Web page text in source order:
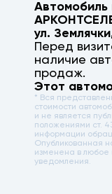
Автомобиль
ул.
Перед
наличие
продаж.
Этот
* Вся
стоимости
и не является
положениями ст.
информации
Опубликованная
изменена в любое
уведомления.